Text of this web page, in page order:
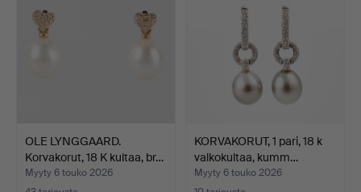
OLE LYNGGAARD.
Korvakorut, 18 K kultaa, br…
Myyty 6 touko 2026
KORVAKORUT, 1 pari, 18 k
valkokultaa, kumm…
Myyty 6 touko 2026